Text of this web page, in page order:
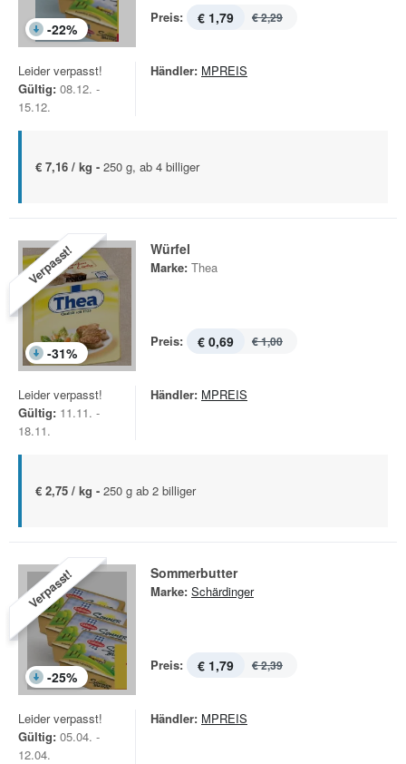
-22%
Preis: € 1,79 € 2,29
Leider verpasst!
Gültig: 08.12. -
15.12.
Händler: MPREIS
€ 7,16 / kg - 250 g, ab 4 billiger
Verpasst!
-31%
Würfel
Marke: Thea
Preis: € 0,69 € 1,00
Leider verpasst!
Gültig: 11.11. -
18.11.
Händler: MPREIS
€ 2,75 / kg - 250 g ab 2 billiger
Verpasst!
-25%
Sommerbutter
Marke: Schärdinger
Preis: € 1,79 € 2,39
Leider verpasst!
Gültig: 05.04. -
12.04.
Händler: MPREIS